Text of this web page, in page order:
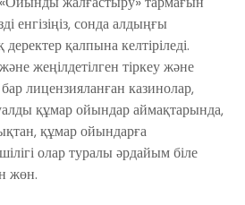
енгізіңіз, сонда алдыңғы
қалпына келтіріледі.
жеңілдетілген тіркеу және
лицензияланған казинолар,
құмар ойындар аймақтарында,
құмар ойындарға
олар туралы әрдайым біле
жөн.